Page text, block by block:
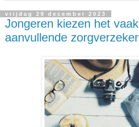
vrijdag 29 december 2023
Jongeren kiezen het
aanvullende